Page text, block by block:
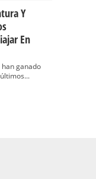
Y
En
ganado